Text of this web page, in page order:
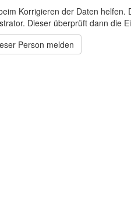
Korrigieren der Daten
Dieser überprüft dann die
Person melden